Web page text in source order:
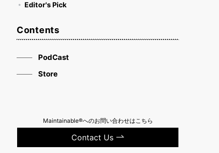
Editor's Pick
Contents
PodCast
Store
Maintainable®へのお問い合わせはこちら
Contact Us